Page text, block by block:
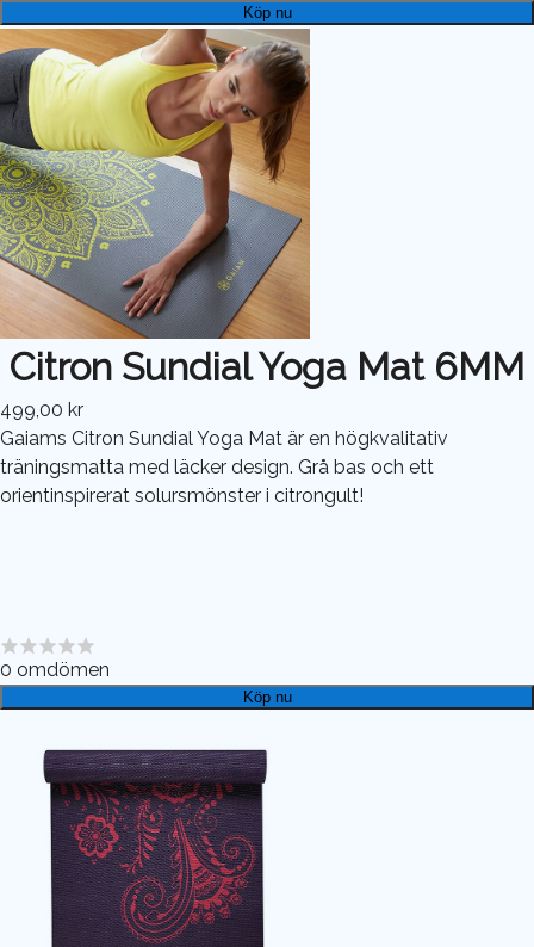
Köp nu
Citron Sundial Yoga Mat 6MM
499,00 kr
Gaiams Citron Sundial Yoga Mat är en högkvalitativ
träningsmatta med läcker design. Grå bas och ett
orientinspirerat solursmönster i citrongult!
0 omdömen
Köp nu